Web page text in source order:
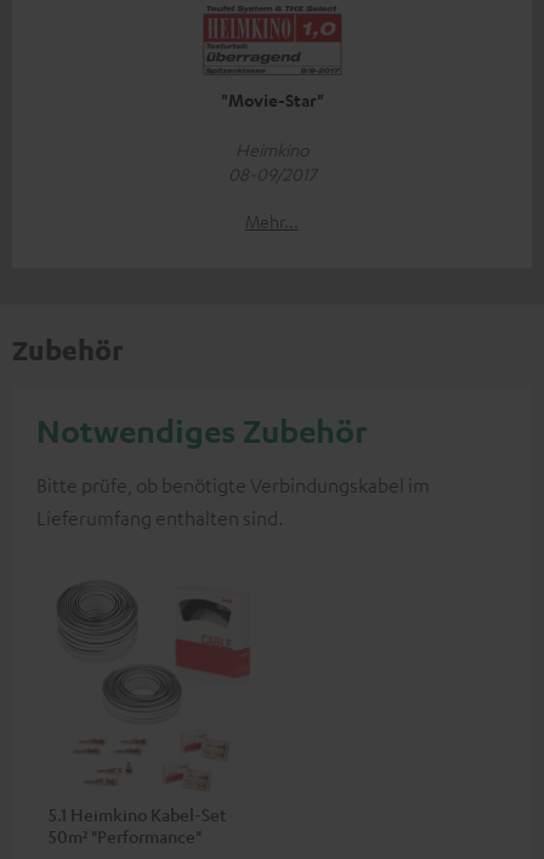
"Movie-Star"
Heimkino
08-09/2017
Mehr...
Zubehör
Notwendiges Zubehör
Bitte prüfe, ob benötigte Verbindungskabel im
Lieferumfang enthalten sind.
5.1 Heimkino Kabel-Set
50m² "Performance"